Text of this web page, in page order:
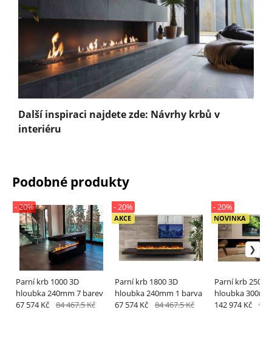
Další inspiraci najdete zde: Návrhy krbů v
interiéru
Podobné produkty
Parní krb 1000 3D
hloubka 240mm 7 barev
- 20%
67 574 Kč 84 467.5 Kč
Parní krb 1800 3D
hloubka 240mm 1 barva
AKCE
- 20%
67 574 Kč 84 467.5 Kč
Parní krb 2500
hloubka
NOVINKA
- 20%
142 974 Kč